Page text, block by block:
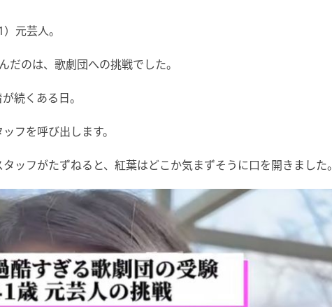
元芸人。
だのは、歌劇団への挑戦でした。
続くある日。
フを呼び出します。
タッフがたずねると、紅葉はどこか気まずそうに口を開きました。